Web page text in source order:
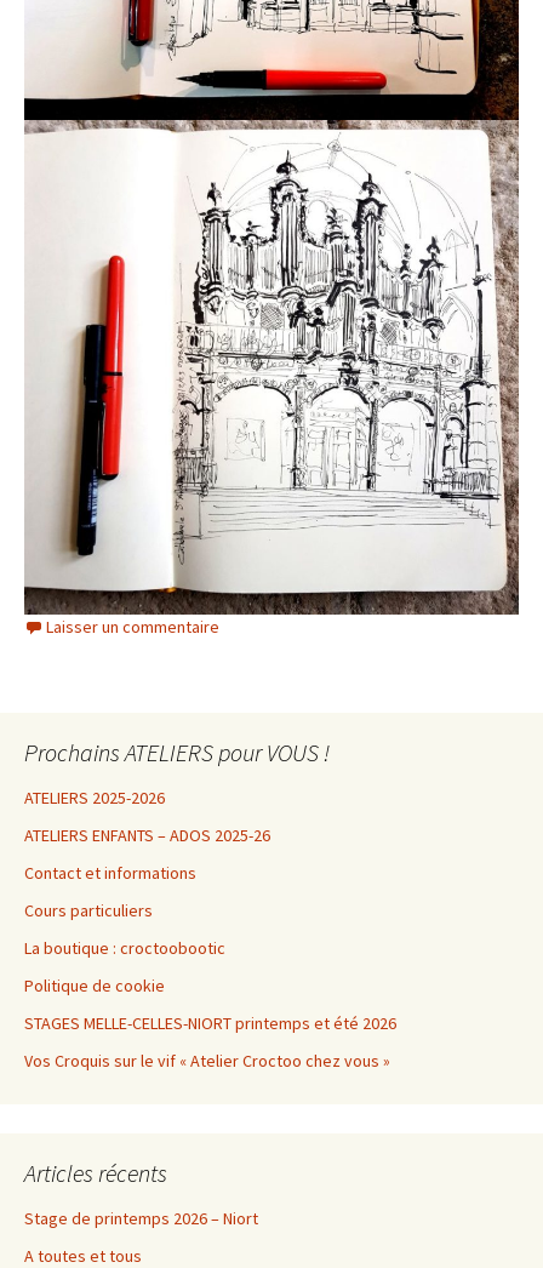
Laisser un commentaire
Prochains ATELIERS pour VOUS !
ATELIERS 2025-2026
ATELIERS ENFANTS – ADOS 2025-26
Contact et informations
Cours particuliers
La boutique : croctoobootic
Politique de cookie
STAGES MELLE-CELLES-NIORT printemps et été 2026
Vos Croquis sur le vif « Atelier Croctoo chez vous »
Articles récents
Stage de printemps 2026 – Niort
A toutes et tous